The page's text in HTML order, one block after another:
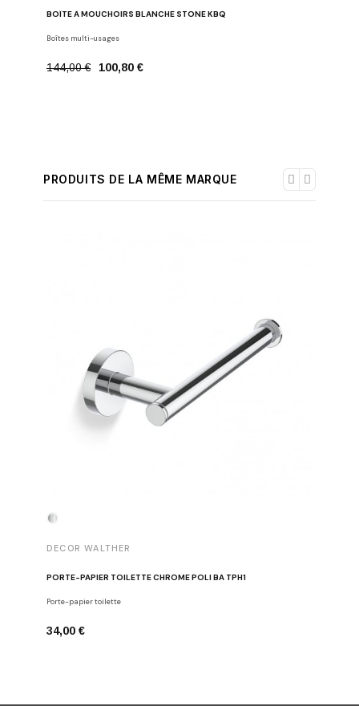
BOÎTE À MOUCHOIRS BLANCHE STONE KBQ
Boîtes multi-usages
144,00 € 100,80 €
PRODUITS DE LA MÊME MARQUE
DECOR WALTHER
PORTE-PAPIER TOILETTE CHROME POLI BA TPH1
Porte-papier toilette
34,00 €